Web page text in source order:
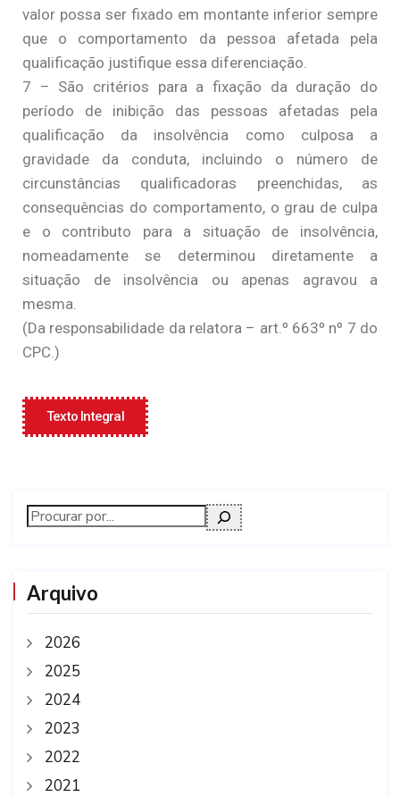
valor possa ser fixado em montante inferior sempre
que o comportamento da pessoa afetada pela
qualificação justifique essa diferenciação.
7 – São critérios para a fixação da duração do
período de inibição das pessoas afetadas pela
qualificação da insolvência como culposa a
gravidade da conduta, incluindo o número de
circunstâncias qualificadoras preenchidas, as
consequências do comportamento, o grau de culpa
e o contributo para a situação de insolvência,
nomeadamente se determinou diretamente a
situação de insolvência ou apenas agravou a
mesma.
(Da responsabilidade da relatora – art.º 663º nº 7 do
CPC.)
Texto Integral
Arquivo
2026
2025
2024
2023
2022
2021